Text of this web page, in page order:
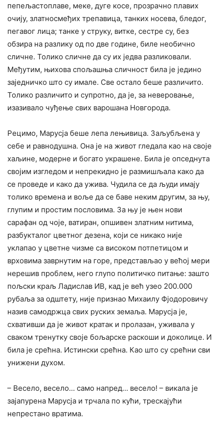
пепељастоплаве, меке, дуге косе, прозрачно плавих
очију, златносмеђих трепавица, танких носева, бледог,
пегавог лица; танке у струку, витке, сестре су, без
обзира на разлику од по две године, биле необично
сличне. Толико сличне да су их једва разликовали.
Међутим, њихова спољашња сличност била је једино
заједничко што су имале. Све остало беше различито.
Толико различито и супротно, да је, за неверовање,
изазивало чуђење свих варошана Новгорода.
Рецимо, Марусја беше лепа лењивица. Заљубљена у
себе и равнодушна. Она је на живот гледала као на своје
хаљине, модерне и богато украшене. Била је опседнута
својим изгледом и непрекидно је размишљала како да
се проведе и како да ужива. Чудила се да људи имају
толико времена и воље да се баве неким другим, за њу,
глупим и простим пословима. За њу је њен нови
сарафан од чоје, ватиран, опшивен златним нитима,
разбукталог цветног дезена, који се никако није
уклапао у цветне чизме са високом потпетицом и
врховима заврнутим на горе, представљао у већој мери
нерешив проблем, него глупо политичко питање: зашто
пољски краљ Ладислав ИВ, кад је већ узео 200.000
рубаља за одштету, није признао Михаилу Фјодоровичу
назив самодржца свих руских земаља. Марусја је,
схвативши да је живот кратак и пролазан, уживала у
сваком тренутку своје бољарске раскоши и доколице. И
била је срећна. Истински срећна. Као што су срећни сви
унижени духом.
– Весело, весело… само напред… весело! – викала је
зајапурена Марусја и трчала по кући, трескајући
непрестано вратима.